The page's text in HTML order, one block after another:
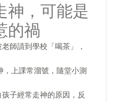
神，可能是
的禍
師請到學校「喝茶」，
，上課常溜號，隨堂小測
子經常走神的原因，反